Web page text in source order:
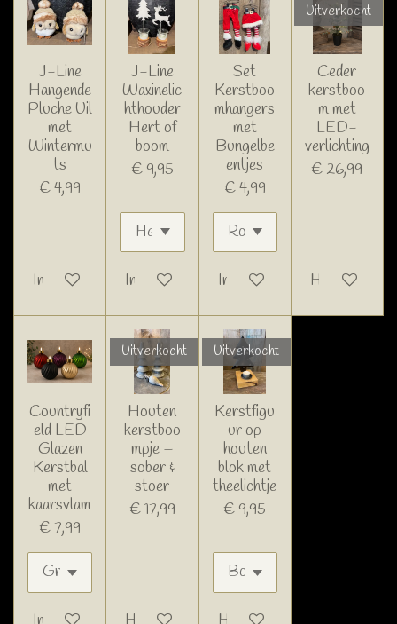
J-Line
Hangende
Pluche Uil
met
Wintermu
ts
€ 4,99
In winkelwagen
J-Line
Waxinelic
hthouder
Hert of
boom
€ 9,95
In winkelwagen
Set
Kerstboo
mhangers
met
Bungelbe
entjes
€ 4,99
In winkelwagen
Uitverkocht
Ceder
kerstboo
m met
LED-
verlichting
€ 26,99
Houd mij op
Countryfi
eld LED
Glazen
Kerstbal
met
kaarsvlam
€ 7,99
Uitverkocht
Houten
kerstboo
mpje –
sober &
stoer
€ 17,99
Uitverkocht
Kerstfigu
ur op
houten
blok met
theelichtje
€ 9,95